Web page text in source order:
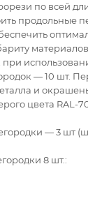
по всей
продольные
при
— 10 шт.
и
цвета RAL-
— 3 шт
8 шт.: